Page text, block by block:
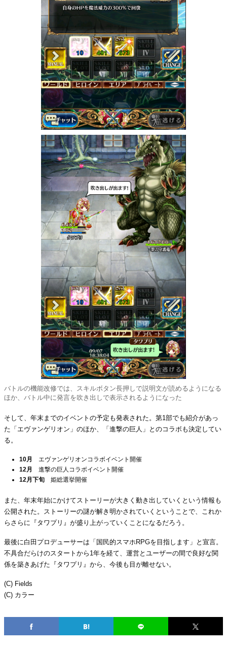
バトルの機能改修では、スキルボタン長押しで説明文が読めるようになる
ほか、バトル中に発言を吹き出しで表示されるようになった
そして、年末までのイベントの予定も発表された。第1部でも紹介があっ
た「エヴァンゲリオン」のほか、「進撃の巨人」とのコラボも決定してい
る。
10月
エヴァンゲリオンコラボイベント開催
12月
進撃の巨人コラボイベント開催
12月下旬 姫総選挙開催
また、年末年始にかけてストーリーが大きく動き出していくという情報も
公開された。ストーリーの謎が解き明かされていくということで、これか
らさらに『タワプリ』が盛り上がっていくことになるだろう。
最後に白田プロデューサーは「国民的スマホRPGを目指します」と宣言。
不具合だらけのスタートから1年を経て、運営とユーザーの間で良好な関
係を築きあげた『タワプリ』から、今後も目が離せない。
(C) Fields
(C) カラー